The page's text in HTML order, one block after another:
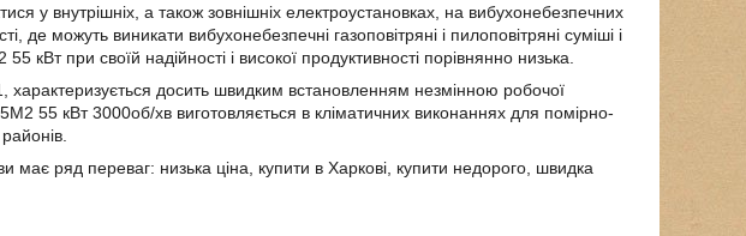
у внутрішніх, а також зовнішніх електроустановках, на вибухонебезпечних
де можуть виникати вибухонебезпечні газоповітряні і пилоповітряні суміші і
кВт при своїй надійності і високої продуктивності порівнянно низька.
досить швидким встановленням незмінною робочої
55 кВт 3000об/хв виготовляється в кліматичних виконаннях для помірно-
ряд переваг: низька ціна, купити в Харкові, купити недорого, швидка